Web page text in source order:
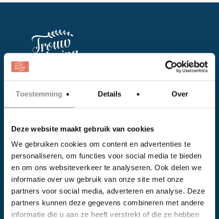
Toestemming Details Over
Deze website maakt gebruik van cookies
We gebruiken cookies om content en advertenties te
personaliseren, om functies voor social media te bieden
en om ons websiteverkeer te analyseren. Ook delen we
informatie over uw gebruik van onze site met onze
partners voor social media, adverteren en analyse. Deze
partners kunnen deze gegevens combineren met andere
informatie die u aan ze heeft verstrekt of die ze hebben
Facebook
Instagram
EVENTS
Kalender
Bedrijven
Impressie
Weddingplanner